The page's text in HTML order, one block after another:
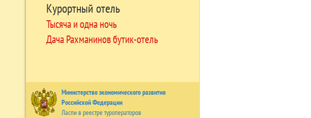
Курортный отель
Тысяча и одна ночь
Дача Рахманинов бутик-отель
Министерство экономического развития
Российской Федерации
Ласпи в реестре туроператоров